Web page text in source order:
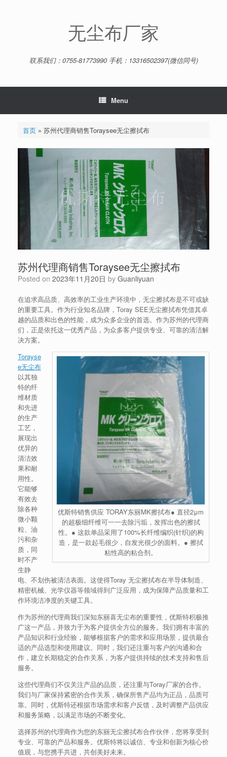
无尘布厂家
联系我们：0755-81773990 手机：13316502397(微信同号)
Menu
首页» 苏州代理商销售Toraysee无尘擦拭布
苏州代理商销售Toraysee无尘擦拭布
Posted on 2023年11月20日 by Guanliyuan
在追求高品质、高效率的工业生产环境中，无尘擦拭布是不可或缺
的重要工具。作为行业知名品牌，Toray SEE无尘擦拭布凭借其卓
越的品质和出色的性能，成为众多企业的首选。作为苏州的代理商
们，正是依托这一优秀产品，为众多客户提供专业、可靠的清洁解
决方案。
优斯特销售供应 TORAY东丽MK擦拭布● 直径2μm
的超极细纤维可一一去除污垢，发挥出色的擦拭
性。● 这款单品采用了100%长纤维编织(针织)的构
造，是一款起毛很少，自发光很少的面料。● 擦拭
粘性高的粘合剂。
Torayse
e无尘布
以其独
特的纤
维材质
和先进
的生产
工艺，
展现出
优异的
清洁效
果和耐
用性。
它能够
有效去
除各种
微小颗
粒、油
污和杂
质，同
时不产
生静
电、不划伤被清洁表面。这使得Toray 无尘擦拭布在半导体制造、
精密机械、光学仪器等领域得到广泛应用，成为保障产品质量和工
作环境洁净度的关键工具。
作为苏州的代理商我们深知东丽喜无尘布的重要性，优斯特积极推
广这一产品，并致力于为客户提供全方位的服务。我们拥有丰富的
产品知识和行业经验，能够根据客户的需求和应用场景，提供最合
适的产品选型和使用建议。同时，我们还注重与客户的沟通和合
作，建立长期稳定的合作关系，为客户提供持续的技术支持和售后
服务。
这些代理商们不仅关注产品的品质，还注重与Toray厂家的合作。
我们与厂家保持紧密的合作关系，确保所售产品均为正品，品质可
靠。同时，优斯特还根据市场需求和客户反馈，及时调整产品供应
和服务策略，以满足市场的不断变化。
选择苏州的代理商作为您的东丽无尘擦拭布合作伙伴，您将享受到
专业、可靠的产品和服务。优斯特将以诚信、专业和创新为核心价
值观，与您携手共进，共创美好未来。